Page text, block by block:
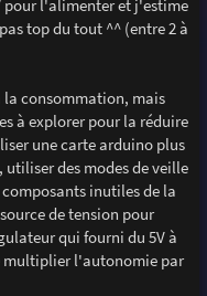
l'alimenter et j'estime
top du tout ^^ (entre 2 à
la consommation, mais
à explorer pour la réduire
une carte arduino plus
des modes de veille
inutiles de la
de tension pour
qui fourni du 5V à
multiplier l'autonomie par